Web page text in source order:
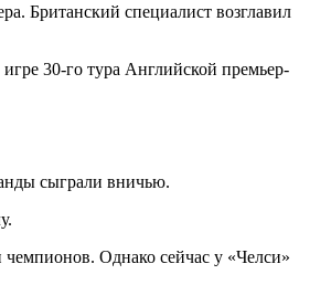
Британский специалист возглавил
30-го тура Английской премьер-
сыграли вничью.
Однако сейчас у «Челси»